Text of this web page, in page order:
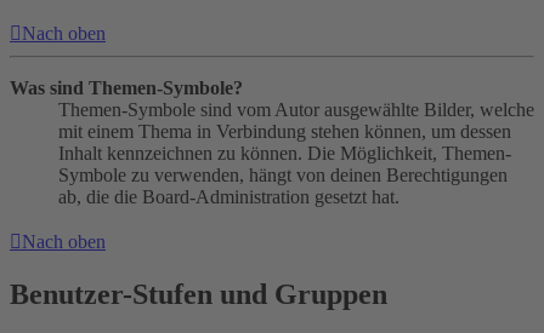
Nach oben
Was sind Themen-Symbole?
Themen-Symbole sind vom Autor ausgewählte Bilder, welche
mit einem Thema in Verbindung stehen können, um dessen
Inhalt kennzeichnen zu können. Die Möglichkeit, Themen-
Symbole zu verwenden, hängt von deinen Berechtigungen
ab, die die Board-Administration gesetzt hat.
Nach oben
Benutzer-Stufen und Gruppen